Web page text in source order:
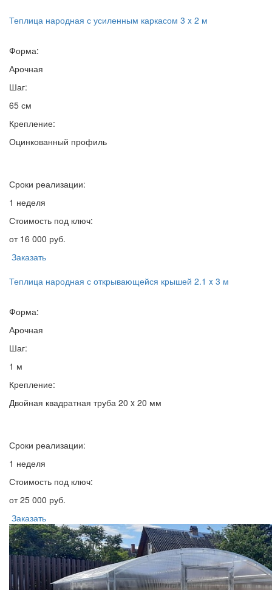
Теплица народная с усиленным каркасом 3 x 2 м
Форма:
Арочная
Шаг:
65 см
Крепление:
Оцинкованный профиль
Сроки реализации:
1 неделя
Стоимость под ключ:
от 16 000 руб.
Заказать
Теплица народная с открывающейся крышей 2.1 x 3 м
Форма:
Арочная
Шаг:
1 м
Крепление:
Двойная квадратная труба 20 x 20 мм
Сроки реализации:
1 неделя
Стоимость под ключ:
от 25 000 руб.
Заказать